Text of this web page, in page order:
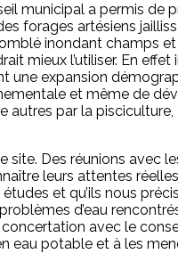
municipal a permis de
forages artésiens
inondant champs
mieux l’utiliser. En
une expansion
et même de
autres par la
site. Des réunions
leurs attentes
et qu’ils nous
d’eau
avec le
eau potable et à les